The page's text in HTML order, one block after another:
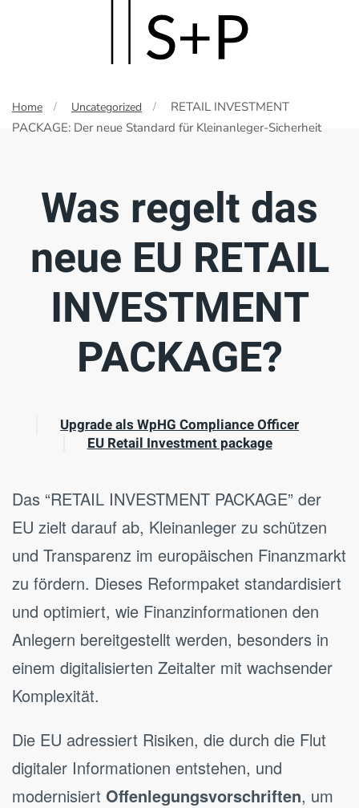
main
content
Home Uncategorized
RETAIL INVESTMENT
PACKAGE: Der neue Standard für Kleinanleger-Sicherheit
Was regelt das
neue EU RETAIL
INVESTMENT
PACKAGE?
Upgrade als WpHG Compliance Officer
EU Retail Investment package
Das “RETAIL INVESTMENT PACKAGE” der
EU zielt darauf ab, Kleinanleger zu schützen
und Transparenz im europäischen Finanzmarkt
zu fördern. Dieses Reformpaket standardisiert
und optimiert, wie Finanzinformationen den
Anlegern bereitgestellt werden, besonders in
einem digitalisierten Zeitalter mit wachsender
Komplexität.
Die EU adressiert Risiken, die durch die Flut
digitaler Informationen entstehen, und
modernisiert Offenlegungsvorschriften, um